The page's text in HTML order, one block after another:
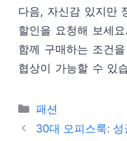
다음, 자신감 있지만
할인을 요청해 보세
함께 구매하는 조건
협상이 가능할 수 있
카
테
패션
30대 오피스룩: 성